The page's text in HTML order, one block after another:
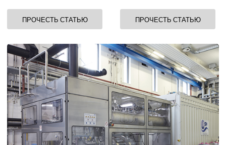
ПРОЧЕСТЬ СТАТЬЮ ПРОЧЕСТЬ СТАТЬЮ